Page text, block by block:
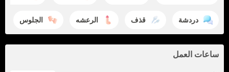
دردشة قذف الرعشه الجلوس
ساعات العمل